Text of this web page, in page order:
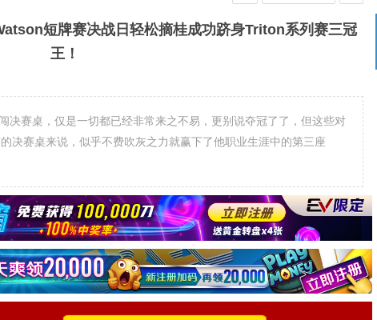
短牌赛决战日轻松摘桂成功跻身Triton系列赛三冠
王！
决赛桌，仅是一切都已经非常来之不易，更别说夺冠了了，但这些对
决赛桌来说，似乎不费吹灰之力就赢下了他职业生涯中的第三座